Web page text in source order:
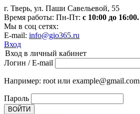
г. Тверь, ул. Паши Савельевой, 55
Время работы: Пн-Пт: с 10:00 до 16:00.
Мы в соц сетях:
E-mail: info@gio365.ru
Вход
Вход в личный кабинет
Логин / E-mail
Например: root или example@gmail.com
Пароль